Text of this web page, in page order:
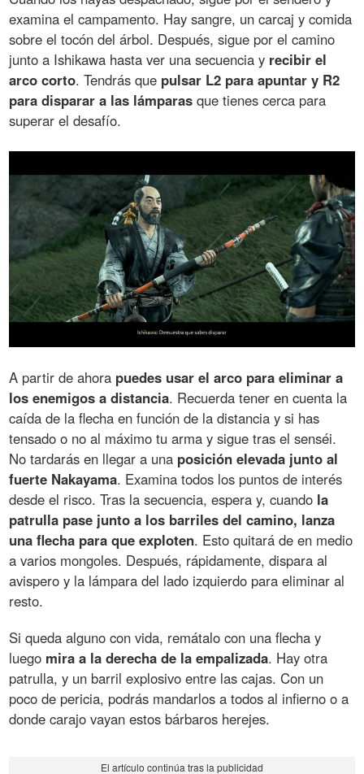
examina el campamento. Hay sangre, un carcaj y comida
sobre el tocón del árbol. Después, sigue por el camino
junto a Ishikawa hasta ver una secuencia y recibir el
arco corto. Tendrás que pulsar L2 para apuntar y R2
para disparar a las lámparas que tienes cerca para
superar el desafío.
A partir de ahora puedes usar el arco para eliminar a
los enemigos a distancia. Recuerda tener en cuenta la
caída de la flecha en función de la distancia y si has
tensado o no al máximo tu arma y sigue tras el senséi.
No tardarás en llegar a una posición elevada junto al
fuerte Nakayama. Examina todos los puntos de interés
desde el risco. Tras la secuencia, espera y, cuando la
patrulla pase junto a los barriles del camino, lanza
una flecha para que exploten. Esto quitará de en medio
a varios mongoles. Después, rápidamente, dispara al
avispero y la lámpara del lado izquierdo para eliminar al
resto.
Si queda alguno con vida, remátalo con una flecha y
luego mira a la derecha de la empalizada. Hay otra
patrulla, y un barril explosivo entre las cajas. Con un
poco de pericia, podrás mandarlos a todos al infierno o a
donde carajo vayan estos bárbaros herejes.